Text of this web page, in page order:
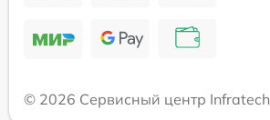
© 2026 Сервисный центр Infratech